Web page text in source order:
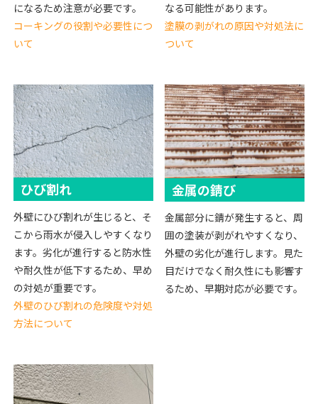
になるため注意が必要です。
コーキングの役割や必要性につ
いて
なる可能性があります。
塗膜の剥がれの原因や対処法に
ついて
ひび割れ
外壁にひび割れが生じると、そ
こから雨水が侵入しやすくなり
ます。劣化が進行すると防水性
や耐久性が低下するため、早め
の対処が重要です。
外壁のひび割れの危険度や対処
方法について
金属の錆び
金属部分に錆が発生すると、周
囲の塗装が剥がれやすくなり、
外壁の劣化が進行します。見た
目だけでなく耐久性にも影響す
るため、早期対応が必要です。